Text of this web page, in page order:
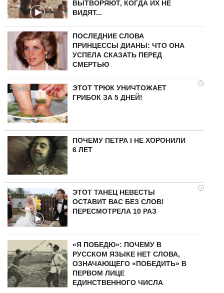
ВЫТВОРЯЮТ, КОГДА ИХ НЕ
ВИДЯТ...
ПОСЛЕДНИЕ СЛОВА
ПРИНЦЕССЫ ДИАНЫ: ЧТО ОНА
УСПЕЛА СКАЗАТЬ ПЕРЕД
СМЕРТЬЮ
i
ЭТОТ ТРЮК УНИЧТОЖАЕТ
ГРИБОК ЗА 5 ДНЕЙ!
ПОЧЕМУ ПЕТРА I НЕ ХОРОНИЛИ
6 ЛЕТ
i
ЭТОТ ТАНЕЦ НЕВЕСТЫ
ОСТАВИТ ВАС БЕЗ СЛОВ!
ПЕРЕСМОТРЕЛА 10 РАЗ
«Я ПОБЕДЮ»: ПОЧЕМУ В
РУССКОМ ЯЗЫКЕ НЕТ СЛОВА,
ОЗНАЧАЮЩЕГО «ПОБЕДИТЬ» В
ПЕРВОМ ЛИЦЕ
ЕДИНСТВЕННОГО ЧИСЛА